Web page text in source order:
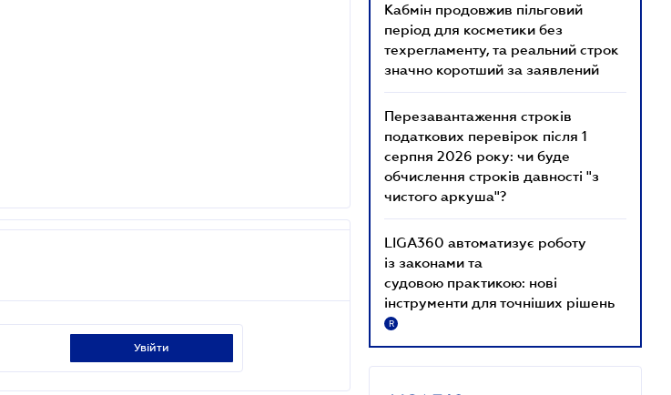
увійти
Кабмін продовжив пільговий
період для косметики без
техрегламенту, та реальний строк
значно коротший за заявлений
Перезавантаження строків
податкових перевірок після 1
серпня 2026 року: чи буде
обчислення строків давності "з
чистого аркуша"?
LIGA360 автоматизує роботу
із законами та
судовою практикою: нові
інструменти для точніших рішень
R